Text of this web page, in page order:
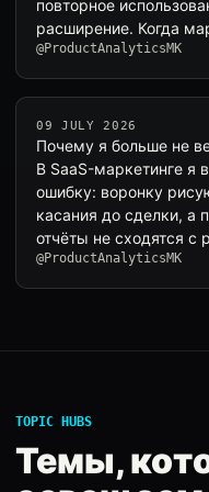
повторное
расширение. Когда
@ProductAnalyticsMK
09 JULY 2026
Почему я больше не
В SaaS-маркетинге я
ошибку: воронку
касания до сделки, а
отчёты не сходятся с
@ProductAnalyticsMK
TOPIC HUBS
Темы,